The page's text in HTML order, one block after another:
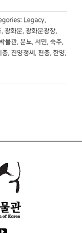
Legacy,
, 광화문, 광화문광장,
박물관, 분뇨, 서민, 숙주,
층, 진양정씨 , 편충, 한양,